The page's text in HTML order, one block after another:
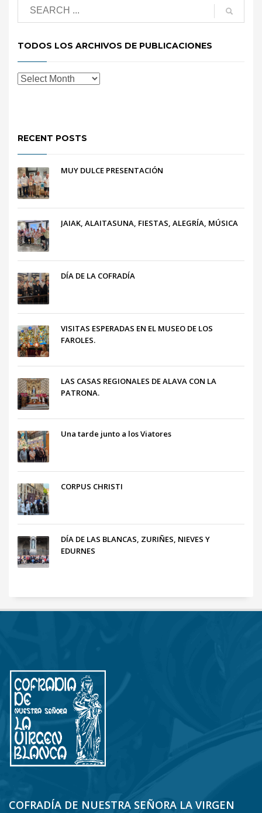
TODOS LOS ARCHIVOS DE PUBLICACIONES
RECENT POSTS
MUY DULCE PRESENTACIÓN
JAIAK, ALAITASUNA, FIESTAS, ALEGRÍA, MÚSICA
DÍA DE LA COFRADÍA
VISITAS ESPERADAS EN EL MUSEO DE LOS
FAROLES.
LAS CASAS REGIONALES DE ALAVA CON LA
PATRONA.
Una tarde junto a los Viatores
CORPUS CHRISTI
DÍA DE LAS BLANCAS, ZURIÑES, NIEVES Y
EDURNES
COFRADÍA DE NUESTRA SEÑORA LA VIRGEN